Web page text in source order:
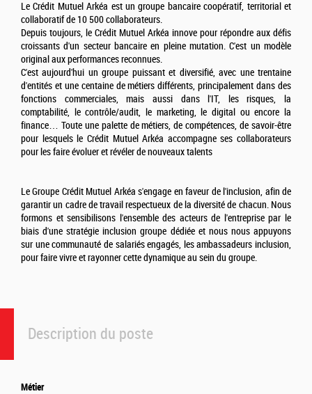
Description du poste
Métier
Le Crédit Mutuel Arkéa est un groupe bancaire coopératif, territorial et
collaboratif de 10 500 collaborateurs.
Depuis toujours, le Crédit Mutuel Arkéa innove pour répondre aux défis
croissants d'un secteur bancaire en pleine mutation. C'est un modèle
original aux performances reconnues.
C'est aujourd'hui un groupe puissant et diversifié, avec une trentaine
d'entités et une centaine de métiers différents, principalement dans des
fonctions commerciales, mais aussi dans l'IT, les risques, la
comptabilité, le contrôle/audit, le marketing, le digital ou encore la
finance… Toute une palette de métiers, de compétences, de savoir-être
pour lesquels le Crédit Mutuel Arkéa accompagne ses collaborateurs
pour les faire évoluer et révéler de nouveaux talents
Le Groupe Crédit Mutuel Arkéa s'engage en faveur de l'inclusion, afin de
garantir un cadre de travail respectueux de la diversité de chacun. Nous
formons et sensibilisons l'ensemble des acteurs de l'entreprise par le
biais d'une stratégie inclusion groupe dédiée et nous nous appuyons
sur une communauté de salariés engagés, les ambassadeurs inclusion,
pour faire vivre et rayonner cette dynamique au sein du groupe.